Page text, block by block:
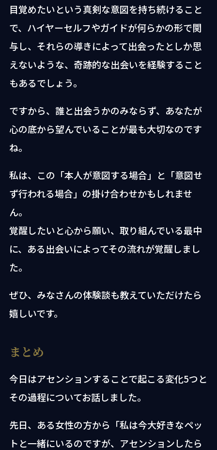
目覚めたいという真剣な意図を持ち続けること
で、ハイヤーセルフやガイドが何らかの形で関
与し、それらの導きによって出会ったとしか思
えないような、奇跡的な出会いを経験すること
もあるでしょう。
ですから、誰と出会うかのみならず、あなたが
心の底から望んでいることが最も大切なのです
ね。
私は、この「本人が意図する場合」と「意図せ
ず行われる場合」の掛け合わせかもしれませ
ん。
覚醒したいと心から願い、取り組んでいる最中
に、ある出会いによってその流れが覚醒しまし
た。
ぜひ、みなさんの体験談も教えていただけたら
嬉しいです。
まとめ
今日はアセンションすることで起こる変化5つと
その過程についてお話しました。
先日、ある女性の方から「私は今大好きなペッ
トと一緒にいるのですが、アセンションしたら